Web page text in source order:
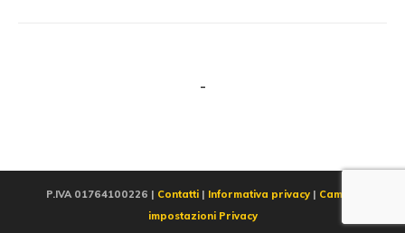
-
P.IVA 01764100226 | Contatti| Informativa privacy| Cambia
impostazioni Privacy